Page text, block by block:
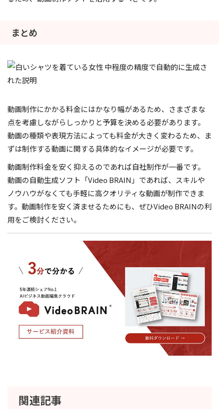
まとめ
動画制作にかかる料金にはかなり幅があるため、さまざまな
点を考慮しながらしっかりと予算を決める必要があります。
動画の種類や表現方法によっても料金が大きく変わるため、ま
ずは制作する動画に関する具体的なイメージが必要です。
動画制作料金を安く抑えるのであれば自社制作が一番です。
動画の自動生成ソフト「Video BRAIN」であれば、スキルや
ノウハウがなくても手軽に高クオリティな動画が制作できま
す。動画制作を安く済ませるためにも、ぜひVideo BRAINの利
用をご検討ください。
関連記事